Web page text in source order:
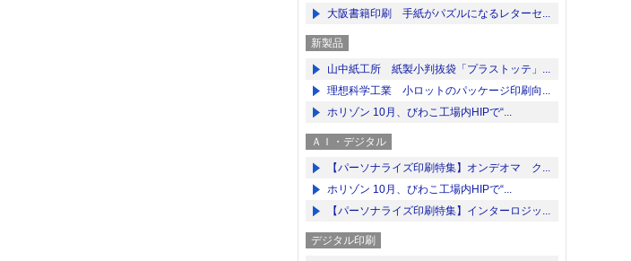
大阪書籍印刷 手紙がパズルになるレターセ...
新製品
山中紙工所 紙製小判抜袋「プラストッテ」...
理想科学工業 小ロットのパッケージ印刷向...
ホリゾン 10月、びわこ工場内HIPで“...
ＡＩ・デジタル
【パーソナライズ印刷特集】オンデオマ ク...
ホリゾン 10月、びわこ工場内HIPで“...
【パーソナライズ印刷特集】インターロジッ...
デジタル印刷